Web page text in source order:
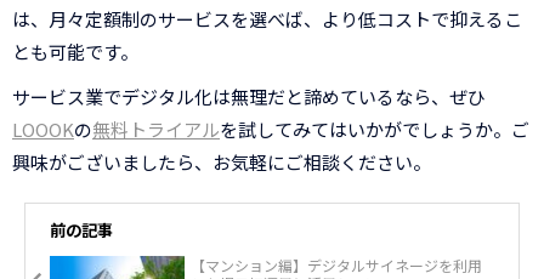
は、月々定額制のサービスを選べば、より低コストで抑えるこ
とも可能です。
サービス業でデジタル化は無理だと諦めているなら、ぜひ
LOOOKの無料トライアルを試してみてはいかがでしょうか。ご
興味がございましたら、お気軽にご相談ください。
前の記事
【マンション編】デジタルサイネージを利用